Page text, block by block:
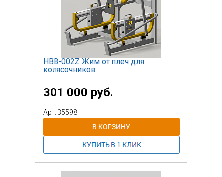
НВВ-002Z Жим от плеч для
колясочников
301 000 руб.
Арт: 35598